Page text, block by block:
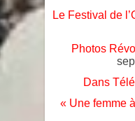
Le Festival de
Photos
Dans
« Une femme